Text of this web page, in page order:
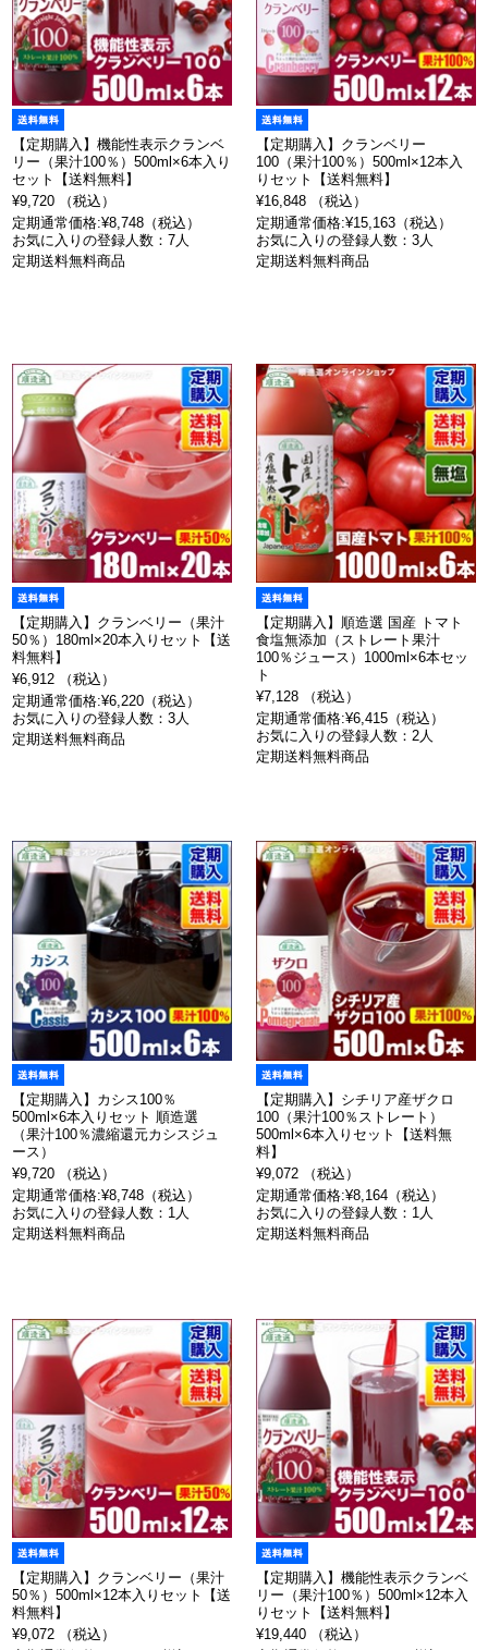
【定期購入】機能性表示クランベ
リー（果汁100％）500ml×6本入り
セット【送料無料】
¥9,720 （税込）
定期通常価格:¥8,748（税込）
お気に入りの登録人数：7人
定期送料無料商品
【定期購入】クランベリー
100（果汁100％）500ml×12本入
りセット【送料無料】
¥16,848 （税込）
定期通常価格:¥15,163（税込）
お気に入りの登録人数：3人
定期送料無料商品
【定期購入】クランベリー（果汁
50％）180ml×20本入りセット【送
料無料】
¥6,912 （税込）
定期通常価格:¥6,220（税込）
お気に入りの登録人数：3人
定期送料無料商品
【定期購入】順造選 国産 トマト
食塩無添加（ストレート果汁
100％ジュース）1000ml×6本セッ
ト
¥7,128 （税込）
定期通常価格:¥6,415（税込）
お気に入りの登録人数：2人
定期送料無料商品
【定期購入】カシス100％
500ml×6本入りセット 順造選
（果汁100％濃縮還元カシスジュ
ース）
¥9,720 （税込）
定期通常価格:¥8,748（税込）
お気に入りの登録人数：1人
定期送料無料商品
【定期購入】シチリア産ザクロ
100（果汁100％ストレート）
500ml×6本入りセット【送料無
料】
¥9,072 （税込）
定期通常価格:¥8,164（税込）
お気に入りの登録人数：1人
定期送料無料商品
【定期購入】クランベリー（果汁
50％）500ml×12本入りセット【送
料無料】
¥9,072 （税込）
【定期購入】機能性表示クランベ
リー（果汁100％）500ml×12本入
りセット【送料無料】
¥19,440 （税込）